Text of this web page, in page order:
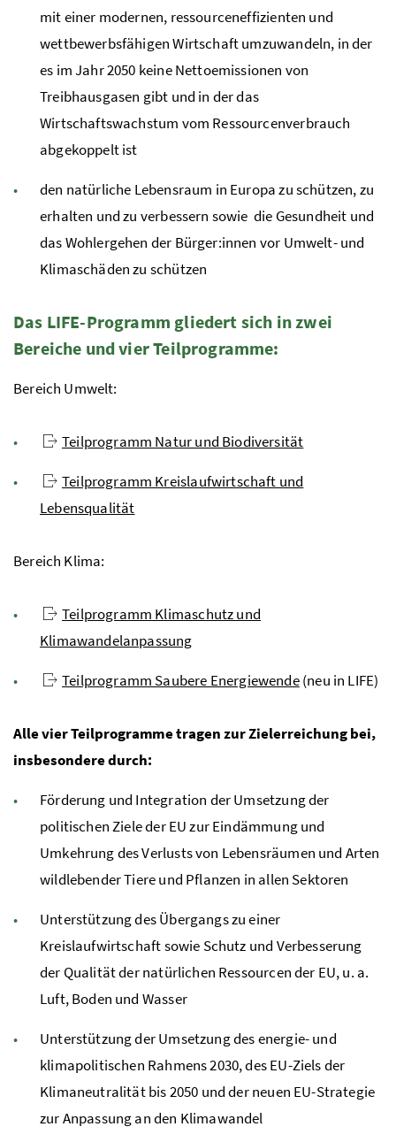
mit einer modernen, ressourceneffizienten und
wettbewerbsfähigen Wirtschaft umzuwandeln, in der
es im Jahr 2050 keine Nettoemissionen von
Treibhausgasen gibt und in der das
Wirtschaftswachstum vom Ressourcenverbrauch
abgekoppelt ist
den natürliche Lebensraum in Europa zu schützen, zu
erhalten und zu verbessern sowie die Gesundheit und
das Wohlergehen der Bürger:innen vor Umwelt- und
Klimaschäden zu schützen
Das LIFE-Programm gliedert sich in zwei
Bereiche und vier Teilprogramme:
Bereich Umwelt:
Teilprogramm Natur und Biodiversität
Teilprogramm Kreislaufwirtschaft und
Lebensqualität
Bereich Klima:
Teilprogramm Klimaschutz und
Klimawandelanpassung
Teilprogramm Saubere Energiewende(neu in LIFE)
Alle vier Teilprogramme tragen zur Zielerreichung bei,
insbesondere durch:
Förderung und Integration der Umsetzung der
politischen Ziele derEUzur Eindämmung und
Umkehrung des Verlusts von Lebensräumen und Arten
wildlebender Tiere und Pflanzen in allen Sektoren
Unterstützung des Übergangs zu einer
Kreislaufwirtschaft sowie Schutz und Verbesserung
der Qualität der natürlichen Ressourcen der EU,u. a.
Luft, Boden und Wasser
Unterstützung der Umsetzung des energie- und
klimapolitischen Rahmens 2030, desEU-Ziels der
Klimaneutralität bis 2050 und der neuen EU-Strategie
zur Anpassung an den Klimawandel